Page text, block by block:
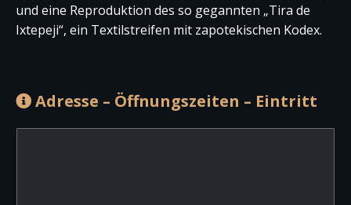
und eine Reproduktion des so gegannten „Tira de
Ixtepeji“, ein Textilstreifen mit zapotekischen Kodex.
Adresse – Öffnungszeiten – Eintritt